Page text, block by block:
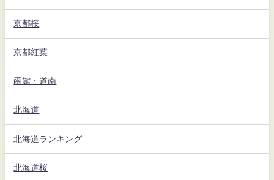
京都桜
京都紅葉
函館・道南
北海道
北海道ランキング
北海道桜